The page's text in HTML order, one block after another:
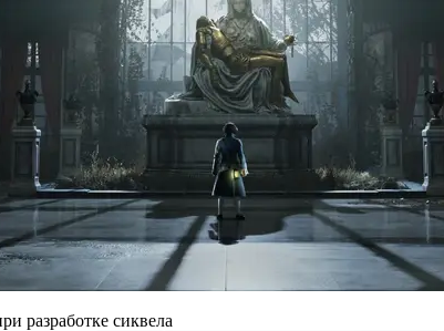
разработке сиквела